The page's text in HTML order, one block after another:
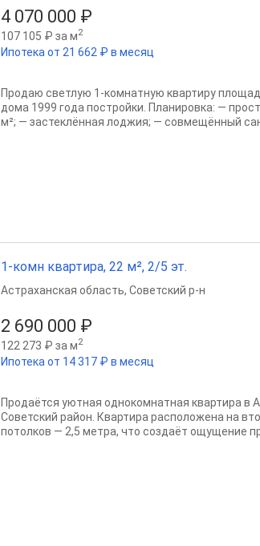
4 070 000 ₽
107 105 ₽ за м2
Ипотека от 21 662 ₽ в месяц
Продаю светлую 1-комнатную квартиру
дома 1999 года постройки. Планировка: —
м²; — застеклённая лоджия; — совмещённый
1-комн квартира, 22 м², 2/5 эт.
2 690 000 ₽
122 273 ₽ за м2
Ипотека от 14 317 ₽ в месяц
Астраханская область, Советский р-н
Продаётся уютная однокомнатная квартира в
Советский район. Квартира расположена на
потолков — 2,5 метра, что создаёт ощущение